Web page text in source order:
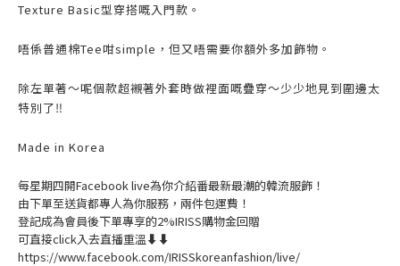
Texture Basic型穿搭嘅入門款。
唔係普通棉Tee咁simple，但又唔需要你額外多加飾物。
除左單著～呢個款超襯著外套時做裡面嘅疊穿～少少地見到圍邊太
特別了‼️
Made in Korea
每星期四開Facebook live為你介紹番最新最潮的韓流服飾！
由下單至送貨都專人為你服務，兩件包運費！
登記成為會員後下單專享的2%IRISS購物金回贈
可直接click入去直播重溫⬇⬇
https://www.facebook.com/IRISSkoreanfashion/live/